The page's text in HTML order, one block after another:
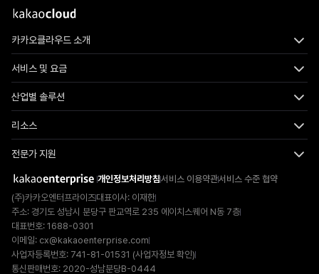
카카오클라우드 소개
서비스 및 요금
산업별 솔루션
리소스
전문가 지원
개인정보처리방침서비스 이용약관서비스 수준 협약
(주)카카오엔터프라이즈대표이사: 이재한
주소: 경기도 성남시 분당구 판교역로 235 에이치스퀘어 N동 7층
대표번호: 1688-0301
이메일: cx@kakaoenterprise.com
사업자등록번호: 741-81-01531 (사업자정보 확인)
통신판매번호: 2020-성남분당B-0444